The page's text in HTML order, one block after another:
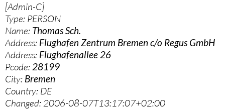
[Admin-C]
Type: PERSON
Name: Thomas Sch.
Address: Flughafen Zentrum Bremen c/o Regus GmbH
Address: Flughafenallee 26
Pcode: 28199
City: Bremen
Country: DE
Changed: 2006-08-07T13:17:07+02:00